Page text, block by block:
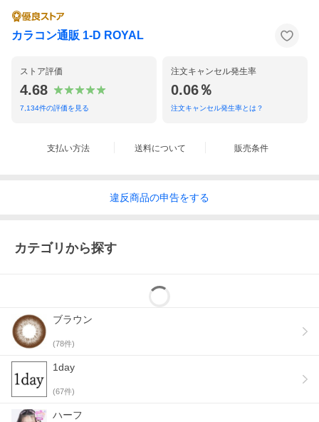
ださい。
・眼に異常を感じたら直ちにレンズ使用を中止し眼科等を受診し
・送料無料の発送方法は、当社おまかせポスト便（郵便受け配
達）です。
・配送会社、配送方法についてはお買い物ガイドをご確認くださ
い。
・コンタクトレンズは高度管理医療機器ですのでお客様のご都合
による返品交換はお受けできません。
・広告文責：株式会社 1-D ROYAL TEL073-402-4435
・高度管理医療機器等販売業許可証：和歌山市指令保総第2719号
カラコン通販 1-D ROYAL
ストア評価
4.68
7,134件の評価を見る
注文キャンセル発生率
0.06％
注文キャンセル発生率とは？
支払い方法 送料について 販売条件
違反商品の申告をする
カテゴリから探す
ブラウン
(78件)
1day
(67件)
ハーフ